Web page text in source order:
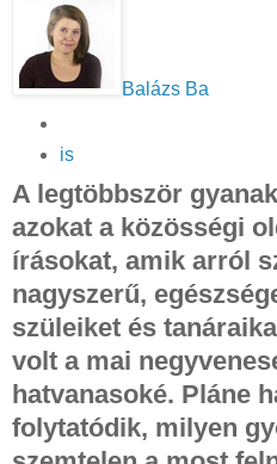
Balázs Ba
is
A legtöbbször
azokat a közösségi
írásokat, amik arról
nagyszerű,
szüleiket és
volt a mai
hatvanasoké. Pláne
folytatódik, milyen